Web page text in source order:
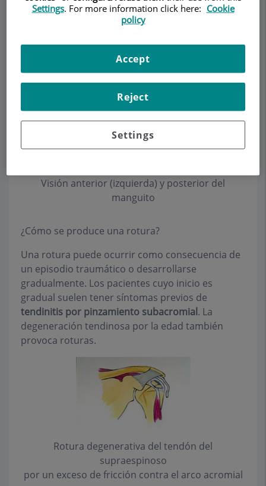
la cabeza del húmero. El supraespinoso es el
tendón superior que se desliza debajo del
lesiones. La bolsa subacromial es un saco de
tejido blando con líquido sinovial que sirve para
mejorar el deslizamiento de los tendones bajo el
arco acromial al elevar el brazo.
Visión anterior (izquierda) y posterior del
manguito
¿Cómo se produce una rotura?
Una rotura puede ocurrir como consecuencia de
un episodio traumático o desarrollarse
gradualmente. Los pacientes cuyo inicio es
gradual suelen tener síntomas previos de
tendinitis por pinzamiento subacromial. La
degeneración tendinosa por la edad también
provoca roturas.
Rotura degenerativa del tendón del
supraespinoso
por un exceso de fricción contra el arco acromial
Settings. For more information click here: Cookie
policy
Settings
Reject
Accept